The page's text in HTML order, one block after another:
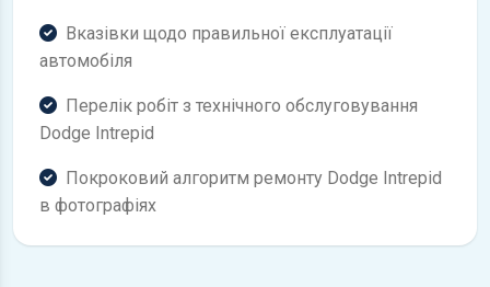
Вказівки щодо правильної експлуатації
автомобіля
Перелік робіт з технічного обслуговування
Dodge Intrepid
Покроковий алгоритм ремонту Dodge Intrepid
в фотографіях